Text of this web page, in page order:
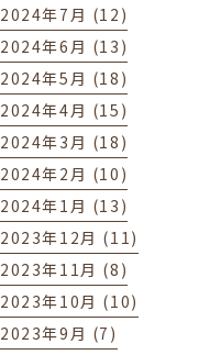
2024年7月 (12)
2024年6月 (13)
2024年5月 (18)
2024年4月 (15)
2024年3月 (18)
2024年2月 (10)
2024年1月 (13)
2023年12月 (11)
2023年11月 (8)
2023年10月 (10)
2023年9月 (7)